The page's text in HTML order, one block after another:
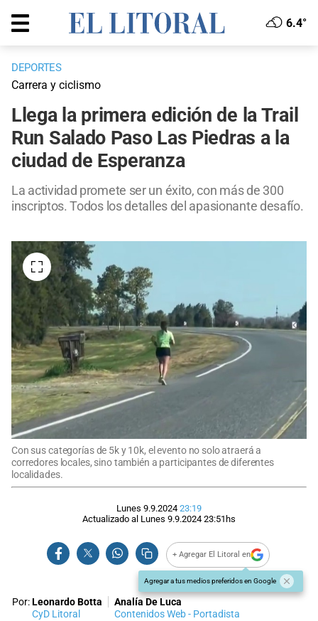
6.4°
DEPORTES
Carrera y ciclismo
Llega la primera edición de la Trail
Run Salado Paso Las Piedras a la
ciudad de Esperanza
La actividad promete ser un éxito, con más de 300
inscriptos. Todos los detalles del apasionante desafío.
Con sus categorías de 5k y 10k, el evento no solo atraerá a
corredores locales, sino también a participantes de diferentes
localidades.
Lunes 9.9.2024 23:19
Actualizado al Lunes 9.9.2024 23:51hs
+ Agregar El Litoral en
Agregar a tus medios preferidos en Google
Por:Leonardo Botta
CyD Litoral
Analía De Luca
Contenidos Web - Portadista